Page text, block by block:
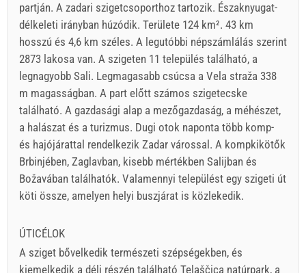
partján. A zadari szigetcsoporthoz tartozik. Északnyugat-
délkeleti irányban húzódik. Területe 124 km². 43 km
hosszú és 4,6 km széles. A legutóbbi népszámlálás szerint
2873 lakosa van. A szigeten 11 település található, a
legnagyobb Sali. Legmagasabb csúcsa a Vela straža 338
m magasságban. A part előtt számos szigetecske
található. A gazdasági alap a mezőgazdaság, a méhészet,
a halászat és a turizmus. Dugi otok naponta több komp-
és hajójárattal rendelkezik Zadar várossal. A kompkikötők
Brbinjében, Zaglavban, kisebb mértékben Salijban és
Božavában találhatók. Valamennyi települést egy szigeti út
köti össze, amelyen helyi buszjárat is közlekedik.
ÚTICÉLOK
A sziget bővelkedik természeti szépségekben, és
kiemelkedik a déli részén található Telaščica natúrpark, a